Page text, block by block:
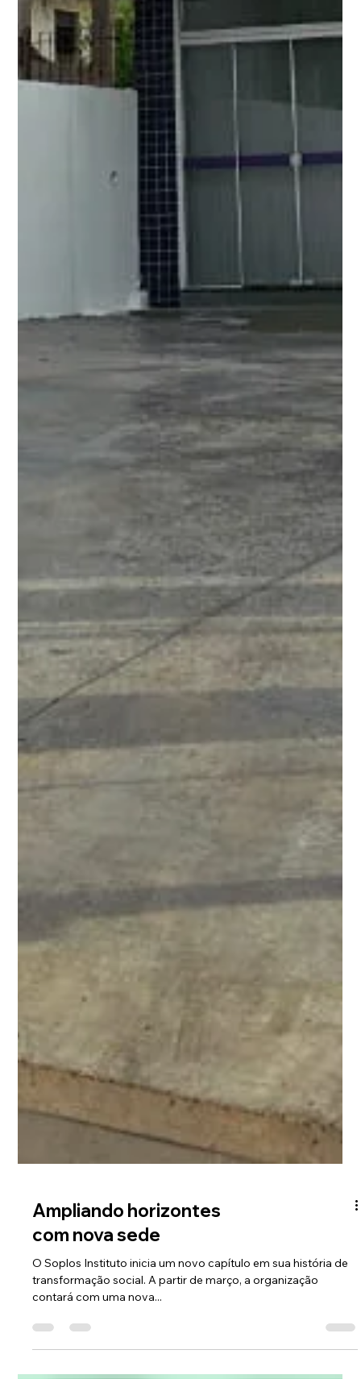
Ampliando horizontes
com nova sede
O Soplos Instituto inicia um novo capítulo em sua história de
contará com uma nova...